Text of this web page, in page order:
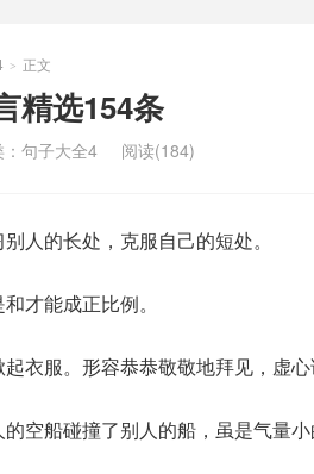
> 正文
精选154条
句子大全4 阅读(184)
人的长处，克服自己的短处。
才能成正比例。
衣服。形容恭恭敬敬地拜见，虚心
空船碰撞了别人的船，虽是气量